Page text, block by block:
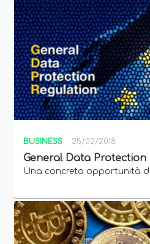
BUSINESS 25/02/2018
General Data Protection
Una concreta opportunità